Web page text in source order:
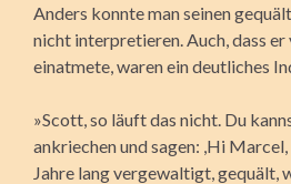
Anders konnte man seinen
nicht interpretieren. Auch, dass
einatmete, waren ein deutliches
»Scott, so läuft das nicht. Du
ankriechen und sagen: ,Hi Marcel,
Jahre lang vergewaltigt, gequält,